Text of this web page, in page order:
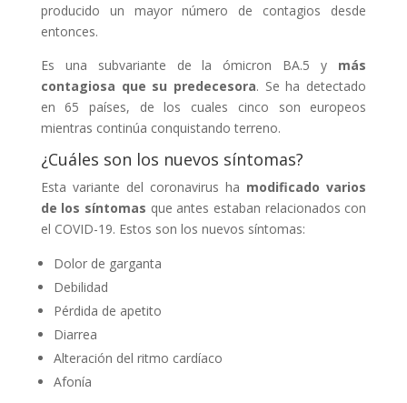
producido un mayor número de contagios desde
entonces.
Es una subvariante de la ómicron BA.5 y más
contagiosa que su predecesora. Se ha detectado
en 65 países, de los cuales cinco son europeos
mientras continúa conquistando terreno.
¿Cuáles son los nuevos síntomas?
Esta variante del coronavirus ha modificado varios
de los síntomas que antes estaban relacionados con
el COVID-19. Estos son los nuevos síntomas:
Dolor de garganta
Debilidad
Pérdida de apetito
Diarrea
Alteración del ritmo cardíaco
Afonía